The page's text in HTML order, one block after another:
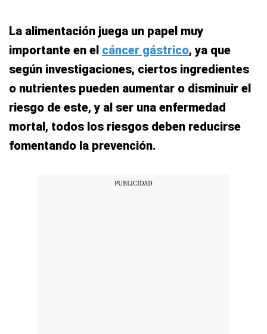
La alimentación juega un papel muy
importante en el cáncer gástrico, ya que
según investigaciones, ciertos ingredientes
o nutrientes pueden aumentar o disminuir el
riesgo de este, y al ser una enfermedad
mortal, todos los riesgos deben reducirse
fomentando la prevención.